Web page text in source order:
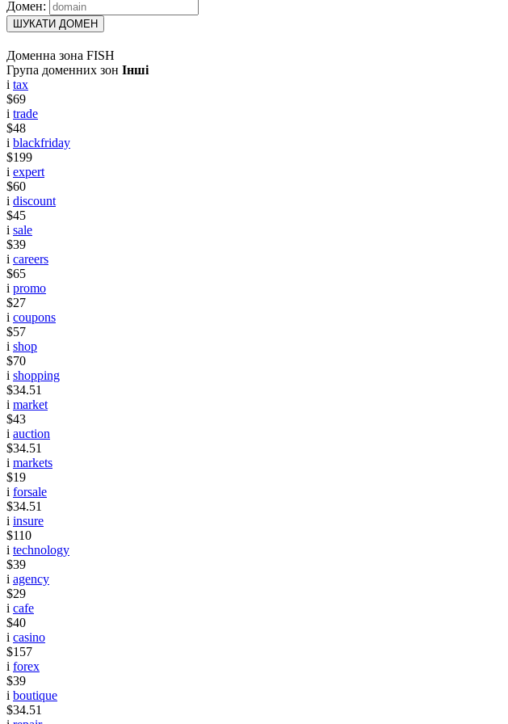
Домен:
ШУКАТИ ДОМЕН
Доменна зона FISH
Група доменних зон Інші
i tax
$69
i trade
$48
i blackfriday
$199
i expert
$60
i discount
$45
i sale
$39
i careers
$65
i promo
$27
i coupons
$57
i shop
$70
i shopping
$34.51
i market
$43
i auction
$34.51
i markets
$19
i forsale
$34.51
i insure
$110
i technology
$39
i agency
$29
i cafe
$40
i casino
$157
i forex
$39
i boutique
$34.51